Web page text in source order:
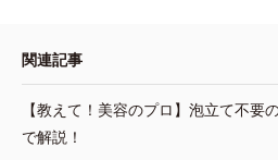
関連記事
【教えて！美容のプロ】泡立て不要
で解説！